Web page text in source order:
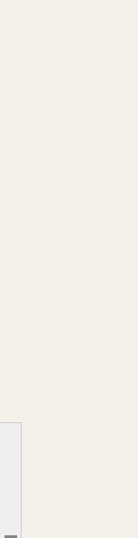
ビルダー & スタート